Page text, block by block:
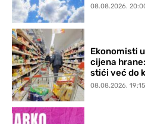
08.08.2026.
Ekonomisti
cijena
stići već do
08.08.2026. 19:15